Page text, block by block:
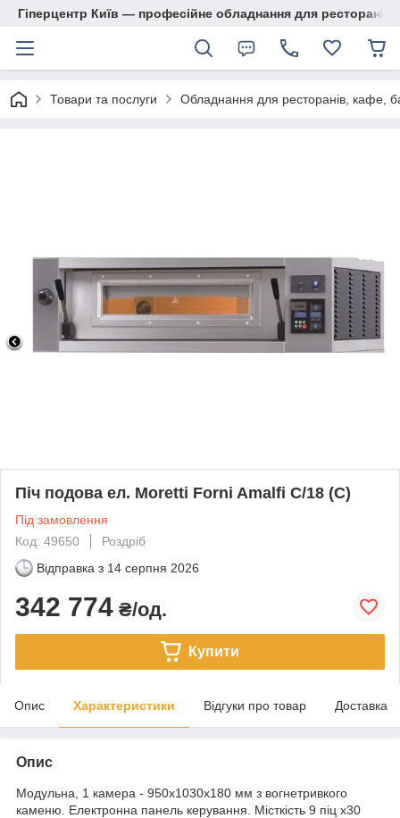
Гіперцентр Київ — професійне обладнання для ресторанів,
Товари та послуги Обладнання для ресторанів, кафе,
Піч подова ел. Moretti Forni Amalfi C/18 (C)
Під замовлення
Код: 49650
Роздріб
Відправка з 14 серпня 2026
342 774 ₴/од.
Купити
Опис Характеристики Відгуки про товар Доставка
Опис
Модульна, 1 камера - 950х1030х180 мм з вогнетривкого
каменю. Електронна панель керування. Місткість 9 піц х30